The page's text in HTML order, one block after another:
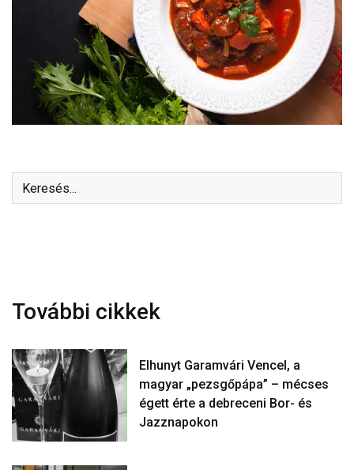
További cikkek
Elhunyt Garamvári Vencel, a
magyar „pezsgőpápa” – mécses
égett érte a debreceni Bor- és
Jazznapokon